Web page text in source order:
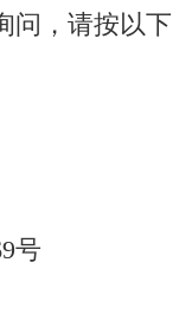
问，请按以下
号